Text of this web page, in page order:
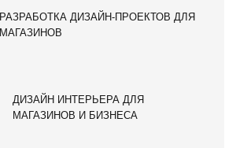
РАЗРАБОТКА ДИЗАЙН-ПРОЕКТОВ ДЛЯ
МАГАЗИНОВ
ДИЗАЙН ИНТЕРЬЕРА ДЛЯ
МАГАЗИНОВ И БИЗНЕСА